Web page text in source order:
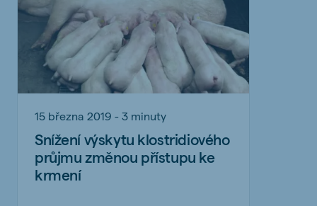
15 března 2019 - 3 minuty
Snížení výskytu klostridiového
průjmu změnou přístupu ke
krmení